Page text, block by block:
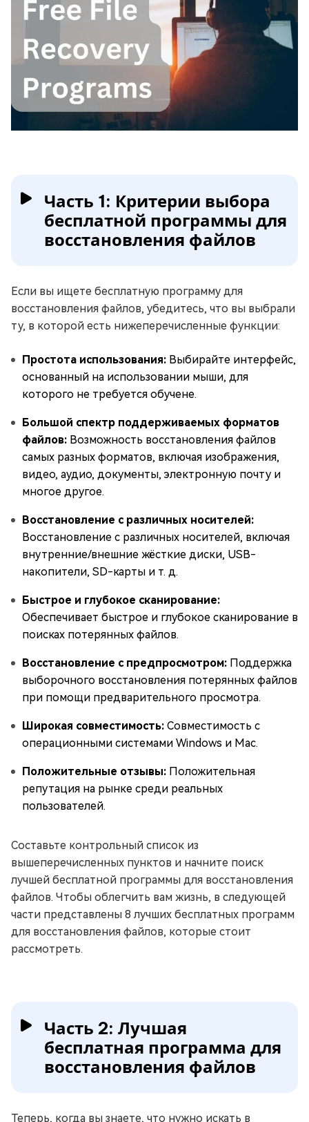
Часть 1: Критерии выбора
бесплатной программы для
восстановления файлов
Если вы ищете бесплатную программу для
восстановления файлов, убедитесь, что вы выбрали
ту, в которой есть нижеперечисленные функции:
Простота использования: Выбирайте интерфейс,
основанный на использовании мыши, для
которого не требуется обучене.
Большой спектр поддерживаемых форматов
файлов: Возможность восстановления файлов
самых разных форматов, включая изображения,
видео, аудио, документы, электронную почту и
многое другое.
Восстановление с различных носителей:
Восстановление с различных носителей, включая
внутренние/внешние жёсткие диски, USB-
накопители, SD-карты и т. д.
Быстрое и глубокое сканирование:
Обеспечивает быстрое и глубокое сканирование в
поисках потерянных файлов.
Восстановление с предпросмотром: Поддержка
выборочного восстановления потерянных файлов
при помощи предварительного просмотра.
Широкая совместимость: Совместимость с
операционными системами Windows и Mac.
Положительные отзывы: Положительная
репутация на рынке среди реальных
пользователей.
Составьте контрольный список из
вышеперечисленных пунктов и начните поиск
лучшей бесплатной программы для восстановления
файлов. Чтобы облегчить вам жизнь, в следующей
части представлены 8 лучших бесплатных программ
для восстановления файлов, которые стоит
рассмотреть.
Часть 2: Лучшая
бесплатная программа для
восстановления файлов
Теперь, когда вы знаете, что нужно искать в